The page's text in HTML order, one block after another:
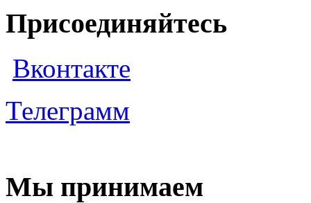
Присоединяйтесь
Вконтакте
Телеграмм
Мы принимаем